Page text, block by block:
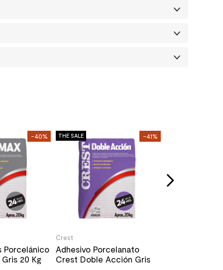
-40%
Porcelánico
20 Kg
THE SALE -41%
Crest
Adhesivo Porcelanato
Crest Doble Acción Gris
6.190